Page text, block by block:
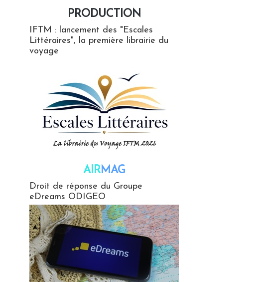
PRODUCTION
IFTM : lancement des "Escales
Littéraires", la première librairie du
voyage
AIRMAG
Droit de réponse du Groupe
eDreams ODIGEO